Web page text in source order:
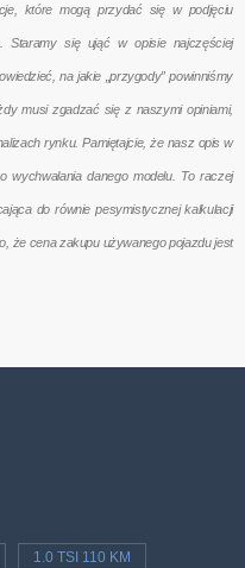
które mogą przydać się w podjęciu
Staramy się ująć w opisie najczęściej
na jakie „przygody” powinniśmy
musi zgadzać się z naszymi opiniami,
rynku. Pamiętajcie, że nasz opis w
wychwalania danego modelu. To raczej
do równie pesymistycznej kalkulacji
że cena zakupu używanego pojazdu jest
1.0 TSI 110 KM